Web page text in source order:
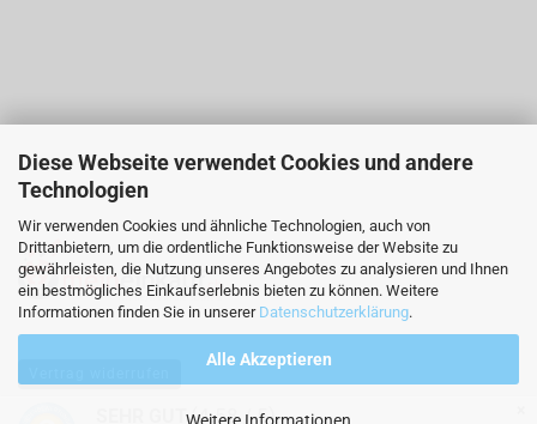
Diese Webseite verwendet Cookies und andere
Technologien
Wir verwenden Cookies und ähnliche Technologien, auch von
Drittanbietern, um die ordentliche Funktionsweise der Website zu
gewährleisten, die Nutzung unseres Angebotes zu analysieren und Ihnen
ein bestmögliches Einkaufserlebnis bieten zu können. Weitere
Informationen finden Sie in unserer Datenschutzerklärung.
Alle Akzeptieren
SEHR GUT(4.58 / 5)